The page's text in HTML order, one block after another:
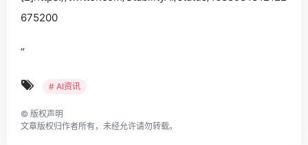
675200
“
# AI资讯
© 版权声明
文章版权归作者所有，未经允许请勿转载。